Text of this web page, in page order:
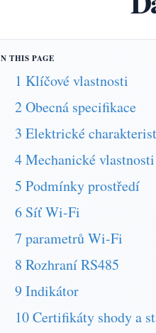
1 Klíčové vlastnosti
2 Obecná specifikace
3 Elektrické
4 Mechanické vlastnosti
5 Podmínky prostředí
6 Síť Wi-Fi
7 parametrů Wi-Fi
8 Rozhraní RS485
9 Indikátor
10 Certifikáty shody a